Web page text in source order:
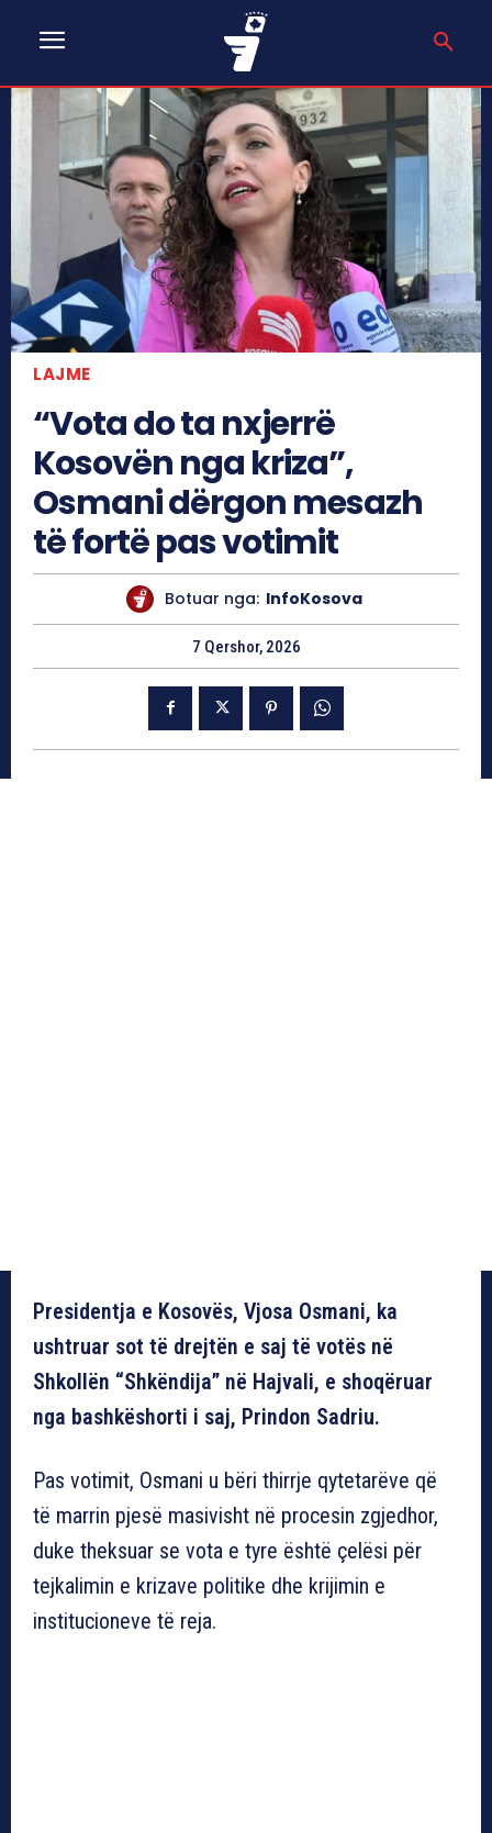
LAJME
“Vota do ta nxjerrë
Kosovën nga kriza”,
Osmani dërgon mesazh
të fortë pas votimit
Botuar nga: InfoKosova
7 Qershor, 2026
Presidentja e Kosovës, Vjosa Osmani, ka
ushtruar sot të drejtën e saj të votës në
Shkollën “Shkëndija” në Hajvali, e shoqëruar
nga bashkëshorti i saj, Prindon Sadriu.
Pas votimit, Osmani u bëri thirrje qytetarëve që
të marrin pjesë masivisht në procesin zgjedhor,
duke theksuar se vota e tyre është çelësi për
tejkalimin e krizave politike dhe krijimin e
institucioneve të reja.